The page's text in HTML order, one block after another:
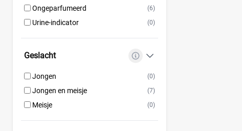
Ongeparfumeerd (6)
Urine-indicator (0)
Geslacht
Jongen (0)
Jongen en meisje (7)
Meisje (0)